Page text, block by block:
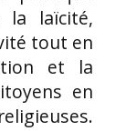
la laïcité,
tout en
et la
en